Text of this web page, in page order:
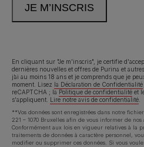
En cliquant sur "Je m'inscris", je certifie
dernières nouvelles et offres de Purina et
j’ai au moins 18 ans et je comprends que je
moment. Lisez la Déclaration de Confidentialité
reCAPTCHA ; la Politique de confidentialité et
s'appliquent.
Lire notre avis de confidentialité
**Vos données sont enregistrées dans notre
221 – 1070 Bruxelles afin de vous informer de
Conformément aux lois en vigueur relatives à la
traitements de données à caractère personnel,
modifier ou supprimer ces données. Si vous
Déclaration d'accessibilité
Avis de confidentialité Cookies